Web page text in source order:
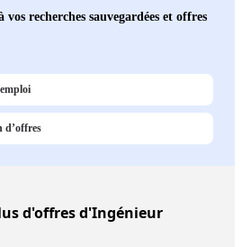
vos recherches sauvegardées et offres
d’offres
d'offres d'Ingénieur